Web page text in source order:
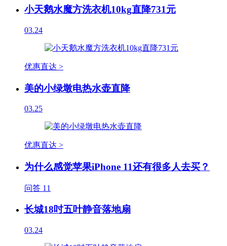
小天鹅水魔方洗衣机10kg直降731元
03.24
优惠直达 >
美的小绿墩电热水壶直降
03.25
优惠直达 >
为什么感觉苹果iPhone 11还有很多人去买？
问答 11
长城18吋五叶静音落地扇
03.24